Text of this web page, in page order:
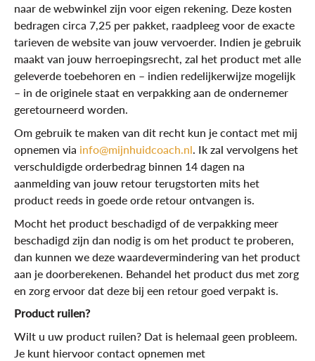
naar de webwinkel zijn voor eigen rekening. Deze kosten
bedragen circa 7,25 per pakket, raadpleeg voor de exacte
tarieven de website van jouw vervoerder. Indien je gebruik
maakt van jouw herroepingsrecht, zal het product met alle
geleverde toebehoren en – indien redelijkerwijze mogelijk
– in de originele staat en verpakking aan de ondernemer
geretourneerd worden.
Om gebruik te maken van dit recht kun je contact met mij
opnemen via info@mijnhuidcoach.nl . Ik zal vervolgens het
verschuldigde orderbedrag binnen 14 dagen na
aanmelding van jouw retour terugstorten mits het
product reeds in goede orde retour ontvangen is.
Mocht het product beschadigd of de verpakking meer
beschadigd zijn dan nodig is om het product te proberen,
dan kunnen we deze waardevermindering van het product
aan je doorberekenen. Behandel het product dus met zorg
en zorg ervoor dat deze bij een retour goed verpakt is.
Product ruilen?
Wilt u uw product ruilen? Dat is helemaal geen probleem.
Je kunt hiervoor contact opnemen met